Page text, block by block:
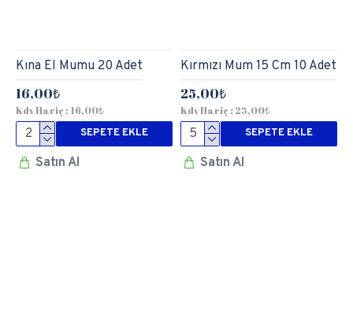
Kına El Mumu 20 Adet
16,00₺
Kdv Hariç : 16,00₺
SEPETE EKLE
Satın Al
Kırmızı Mum 15 Cm 10 Adet
25,00₺
Kdv Hariç : 25,00₺
SEPETE EKLE
Satın Al